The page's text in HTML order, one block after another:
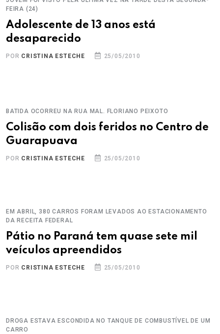
FEIRA (24)
Adolescente de 13 anos está
desaparecido
POR CRISTINA ESTECHE 25/05/2010
BATIDA OCORREU NA RUA MAL. FLORIANO PEIXOTO
Colisão com dois feridos no Centro de
Guarapuava
POR CRISTINA ESTECHE 25/05/2010
EM ABRIL, 380 CARROS FORAM LEVADOS AO ESTACIONAMENTO
DA RECEITA FEDERAL
Pátio no Paraná tem quase sete mil
veículos apreendidos
POR CRISTINA ESTECHE 25/05/2010
DROGA ESTAVA ESCONDIDA NO TANQUE DE COMBUSTÍVEL DE UM
CARRO